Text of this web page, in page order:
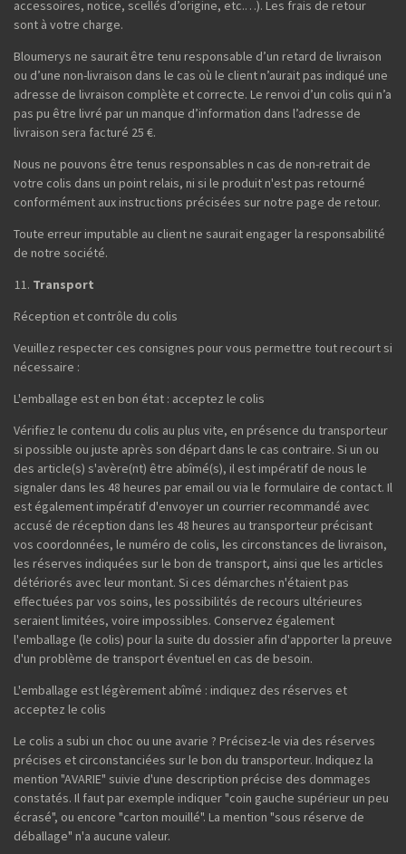
accessoires, notice, scellés d’origine, etc.…). Les frais de retour
sont à votre charge.
Bloumerys ne saurait être tenu responsable d’un retard de livraison
ou d’une non-livraison dans le cas où le client n’aurait pas indiqué une
adresse de livraison complète et correcte. Le renvoi d’un colis qui n’a
pas pu être livré par un manque d’information dans l’adresse de
livraison sera facturé 25 €.
Nous ne pouvons être tenus responsables n cas de non-retrait de
votre colis dans un point relais, ni si le produit n'est pas retourné
conformément aux instructions précisées sur notre page de retour.
Toute erreur imputable au client ne saurait engager la responsabilité
de notre société.
Transport
Réception et contrôle du colis
Veuillez respecter ces consignes pour vous permettre tout recourt si
nécessaire :
L'emballage est en bon état : acceptez le colis
Vérifiez le contenu du colis au plus vite, en présence du transporteur
si possible ou juste après son départ dans le cas contraire. Si un ou
des article(s) s'avère(nt) être abîmé(s), il est impératif de nous le
signaler dans les 48 heures par email ou via le formulaire de contact. Il
est également impératif d'envoyer un courrier recommandé avec
accusé de réception dans les 48 heures au transporteur précisant
vos coordonnées, le numéro de colis, les circonstances de livraison,
les réserves indiquées sur le bon de transport, ainsi que les articles
détériorés avec leur montant. Si ces démarches n'étaient pas
effectuées par vos soins, les possibilités de recours ultérieures
seraient limitées, voire impossibles. Conservez également
l'emballage (le colis) pour la suite du dossier afin d'apporter la preuve
d'un problème de transport éventuel en cas de besoin.
L'emballage est légèrement abîmé : indiquez des réserves et
acceptez le colis
Le colis a subi un choc ou une avarie ? Précisez-le via des réserves
précises et circonstanciées sur le bon du transporteur. Indiquez la
mention "AVARIE" suivie d'une description précise des dommages
constatés. Il faut par exemple indiquer "coin gauche supérieur un peu
écrasé", ou encore "carton mouillé". La mention "sous réserve de
déballage" n'a aucune valeur.